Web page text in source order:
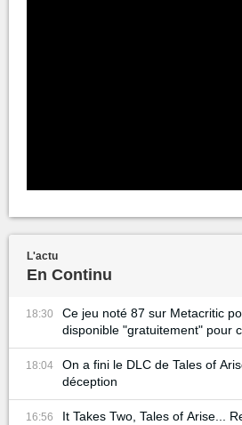
L'actu
En Continu
18:30
Ce jeu noté 87 sur Metacritic
disponible "gratuitement" pour
18:04
On a fini le DLC de Tales of
déception
16:56
It Takes Two, Tales of Arise...